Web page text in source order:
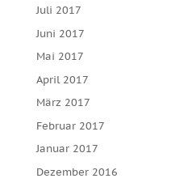
Juli 2017
Juni 2017
Mai 2017
April 2017
März 2017
Februar 2017
Januar 2017
Dezember 2016